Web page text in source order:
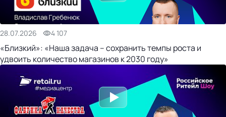
28.07.2026 4 107
«Близкий»: «Наша задача – сохранить темпы роста и
удвоить количество магазинов к 2030 году»